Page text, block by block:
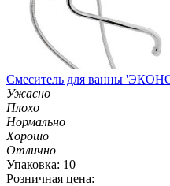
Смеситель для ванны
Ужасно
Плохо
Нормально
Хорошо
Отлично
Упаковка: 10
Розничная цена: